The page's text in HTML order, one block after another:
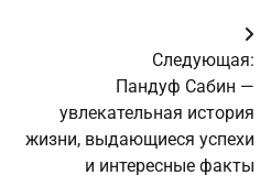
Следующая:
Пандуф Сабин —
увлекательная история
жизни, выдающиеся успехи
и интересные факты